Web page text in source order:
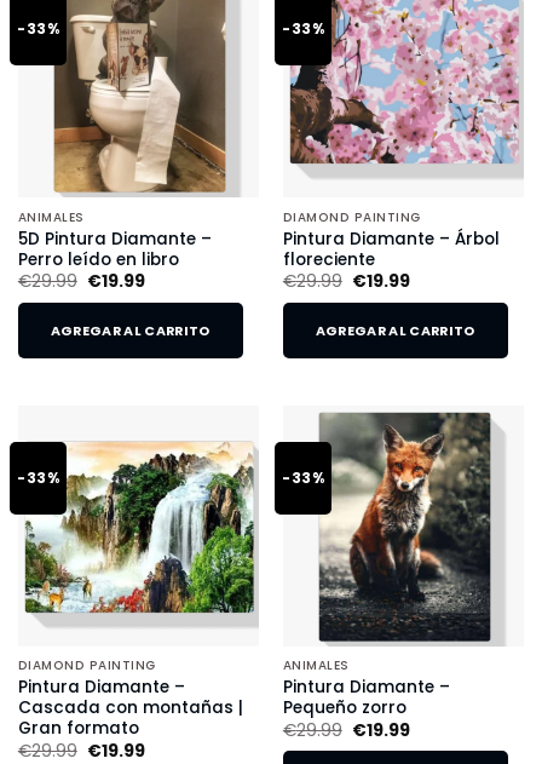
-33%
ANIMALES
5D Pintura Diamante –
Perro leído en libro
€29.99 €19.99
AGREGAR AL CARRITO
-33%
DIAMOND PAINTING
Pintura Diamante – Árbol
floreciente
€29.99 €19.99
AGREGAR AL CARRITO
-33%
DIAMOND PAINTING
Pintura Diamante –
Cascada con montañas |
Gran formato
€29.99 €19.99
-33%
ANIMALES
Pintura Diamante –
Pequeño zorro
€29.99 €19.99